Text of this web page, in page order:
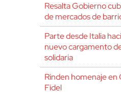
Resalta Gobierno
de mercados de
Parte desde Italia
nuevo cargamento
solidaria
Rinden homenaje en
Fidel